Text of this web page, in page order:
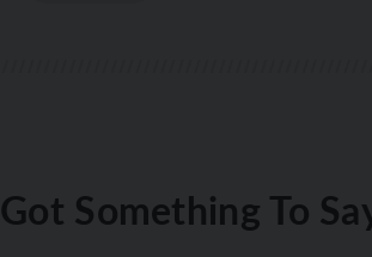
Got Something To